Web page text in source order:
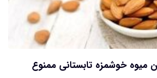
میوه خوشمزه تابستانی ممنوع